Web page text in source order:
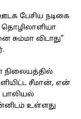
பேசிய நடிகை
தொழிலாளியா
விடாது”
நிலையத்தில்
சீமான், என்
பாலியல்
உள்ளது